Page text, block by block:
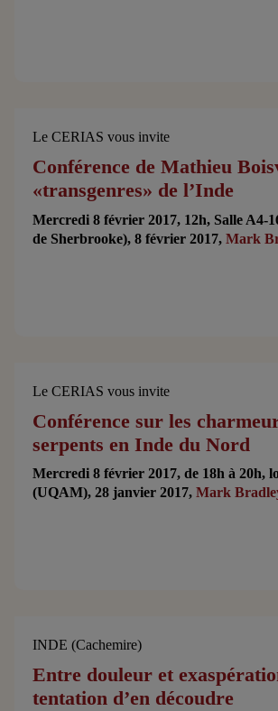
Le CERIAS vous invite
Conférence de Mathieu
«transgenres» de l’Inde
Mercredi 8 février 2017, 12h, Salle A4-
de Sherbrooke), 8 février 2017,Mark
Le CERIAS vous invite
Conférence sur les
serpents en Inde du Nord
Mercredi 8 février 2017, de 18h à 20h,
(UQAM), 28 janvier 2017,Mark
INDE (Cachemire)
Entre douleur et
tentation d’en découdre